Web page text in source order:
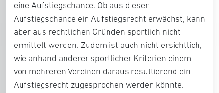
eine Aufstiegschance. Ob aus dieser
Aufstiegschance ein Aufstiegsrecht erwächst, kann
aber aus rechtlichen Gründen sportlich nicht
ermittelt werden. Zudem ist auch nicht ersichtlich,
wie anhand anderer sportlicher Kriterien einem
von mehreren Vereinen daraus resultierend ein
Aufstiegsrecht zugesprochen werden könnte.